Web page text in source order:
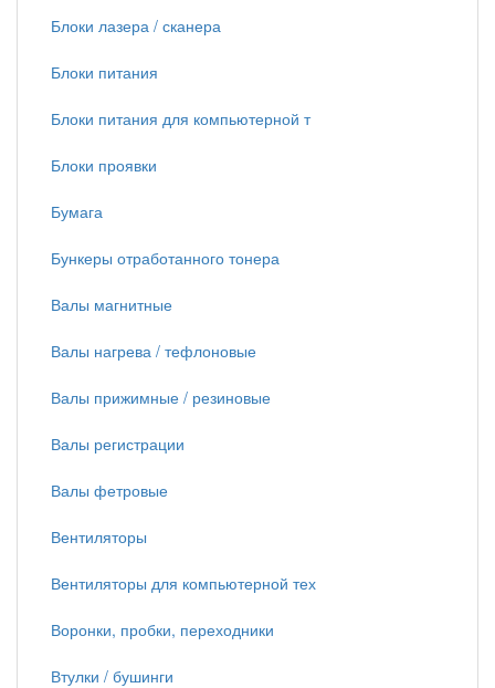
Блоки лазера / сканера
Блоки питания
Блоки питания для компьютерной т
Блоки проявки
Бумага
Бункеры отработанного тонера
Валы магнитные
Валы нагрева / тефлоновые
Валы прижимные / резиновые
Валы регистрации
Валы фетровые
Вентиляторы
Вентиляторы для компьютерной тех
Воронки, пробки, переходники
Втулки / бушинги